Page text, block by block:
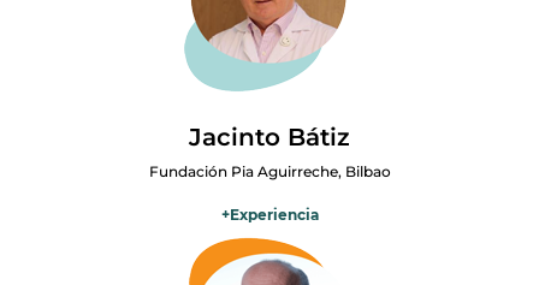
Fue co-director del Máster de Medicina Paliativa de la UAM y
coordinador de la Unidad de Cuidados Paliativos del Hospital
Universitario Fundación Jiménez Díaz (Madrid). Ha formado parte
del Comité de Bioética de España y fue presidente de la Sociedad
desarrollo y la formación en cuidados paliativos en España.
Jacinto Bátiz
Fundación Pia Aguirreche, Bilbao
+Experiencia
Durante más de 30 años lideró la Unidad de Cuidados Paliativos del
Hospital San Juan de Dios de Santurce. Actualmente dirige el